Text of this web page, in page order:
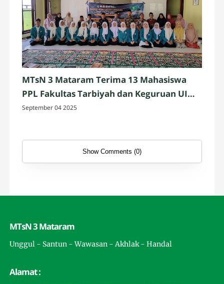
MTsN 3 Mataram Terima 13 Mahasiswa
PPL Fakultas Tarbiyah dan Keguruan UIN
Mataram
September 04 2025
Show Comments (0)
MTsN 3 Mataram
Unggul - Santun - Wawasan - Akhlak - Handal
Alamat :